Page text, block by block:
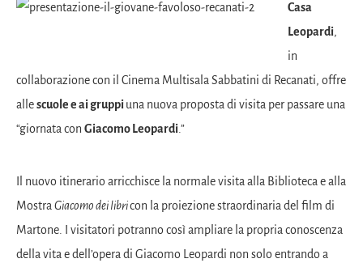
Casa
Leopardi,
in
collaborazione con il Cinema Multisala Sabbatini di Recanati, offre
allescuole e ai gruppiuna nuova proposta di visita per passare una
“giornata con Giacomo Leopardi.”
Il nuovo itinerario arricchisce la normale visita alla Biblioteca e alla
Mostra Giacomo dei libricon la proiezione straordinaria del film di
Martone. I visitatori potranno così ampliare la propria conoscenza
della vita e dell’opera di Giacomo Leopardi non solo entrando a